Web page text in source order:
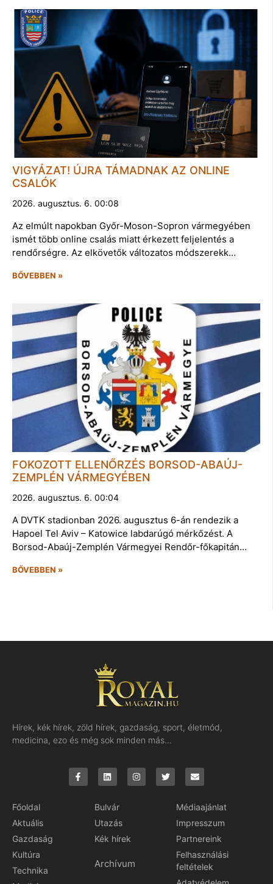
VIGYÁZAT! ÚJRA TÁMADNAK AZ ONLINE
CSALÓK
2026. augusztus. 6. 00:08
Az elmúlt napokban Győr-Moson-Sopron vármegyében
ismét több online csalás miatt érkezett feljelentés a
rendőrségre. Az elkövetők változatos módszerekk…
BŐVEBBEN »
FOKOZOTT ELLENŐRZÉS BORSOD-ABAÚJ-
ZEMPLÉN VÁRMEGYÉBEN
2026. augusztus. 6. 00:04
A DVTK stadionban 2026. augusztus 6-án rendezik a
Hapoel Tel Aviv – Katowice labdarúgó mérkőzést. A
Borsod-Abaúj-Zemplén Vármegyei Rendőr-főkapitán…
BŐVEBBEN »
Hírek, kék hírek, zöld hírek, gazdaság, sport, életmód,
medicina, ezo és még sok minden más…
Főoldal
Aktuális
Gazdaság
Kultúra
Technika
Bulvár
Utazás
Kék hírek
Archívum
Médiaajánlat
Impresszum
Partnereink
Felhasználási
feltételek